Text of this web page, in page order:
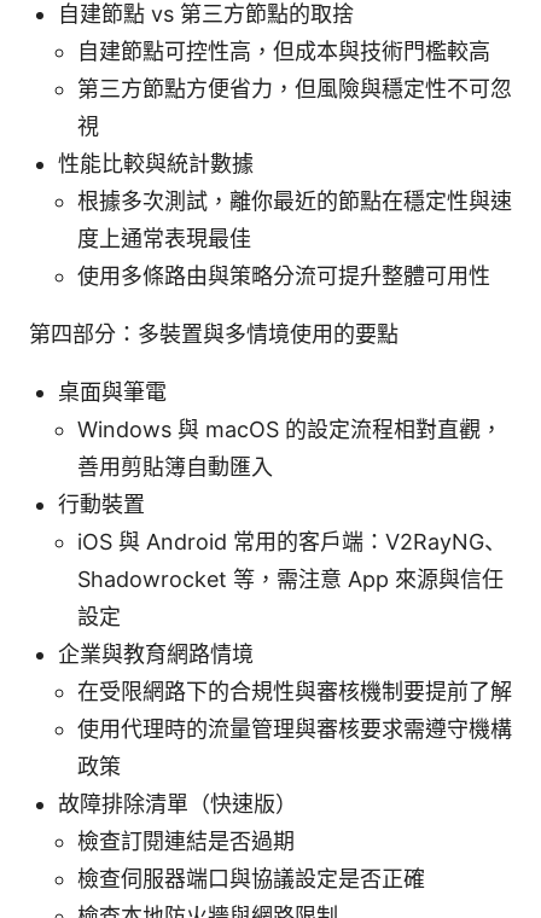
自建節點 vs 第三方節點的取捨
自建節點可控性高，但成本與技術門檻較高
第三方節點方便省力，但風險與穩定性不可忽
視
性能比較與統計數據
根據多次測試，離你最近的節點在穩定性與速
度上通常表現最佳
使用多條路由與策略分流可提升整體可用性
第四部分：多裝置與多情境使用的要點
桌面與筆電
Windows 與 macOS 的設定流程相對直觀，
善用剪貼簿自動匯入
行動裝置
iOS 與 Android 常用的客戶端：V2RayNG、
Shadowrocket 等，需注意 App 來源與信任
設定
企業與教育網路情境
在受限網路下的合規性與審核機制要提前了解
使用代理時的流量管理與審核要求需遵守機構
政策
故障排除清單（快速版）
檢查訂閱連結是否過期
檢查伺服器端口與協議設定是否正確